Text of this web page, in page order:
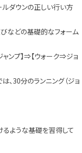
ルダウンの正しい行い方
などの基礎的なフォーム
ャンプ】⇒【ウォーク⇒ジョ
、30分のランニング（ジョ
るような基礎を習得して